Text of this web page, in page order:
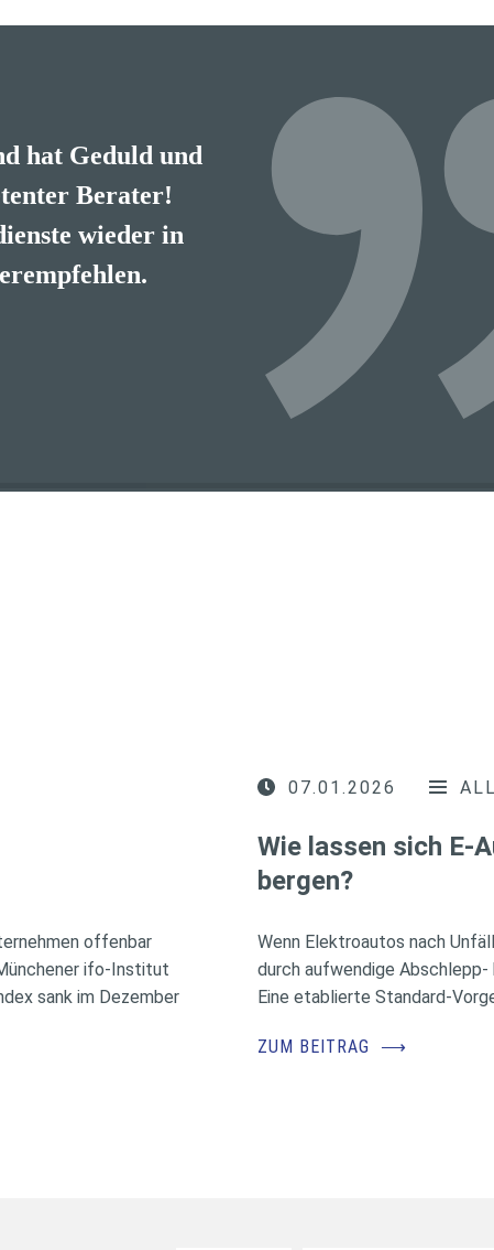
hat Geduld und
Berater!
wieder in
kompetenter
offenbar
ifo-Institut
sank im Dezember
07.01.2026
Wie lassen sich E-
bergen?
Wenn Elektroautos nach
durch aufwendige
Eine etablierte Standard-
ZUM BEITRAG ⟶